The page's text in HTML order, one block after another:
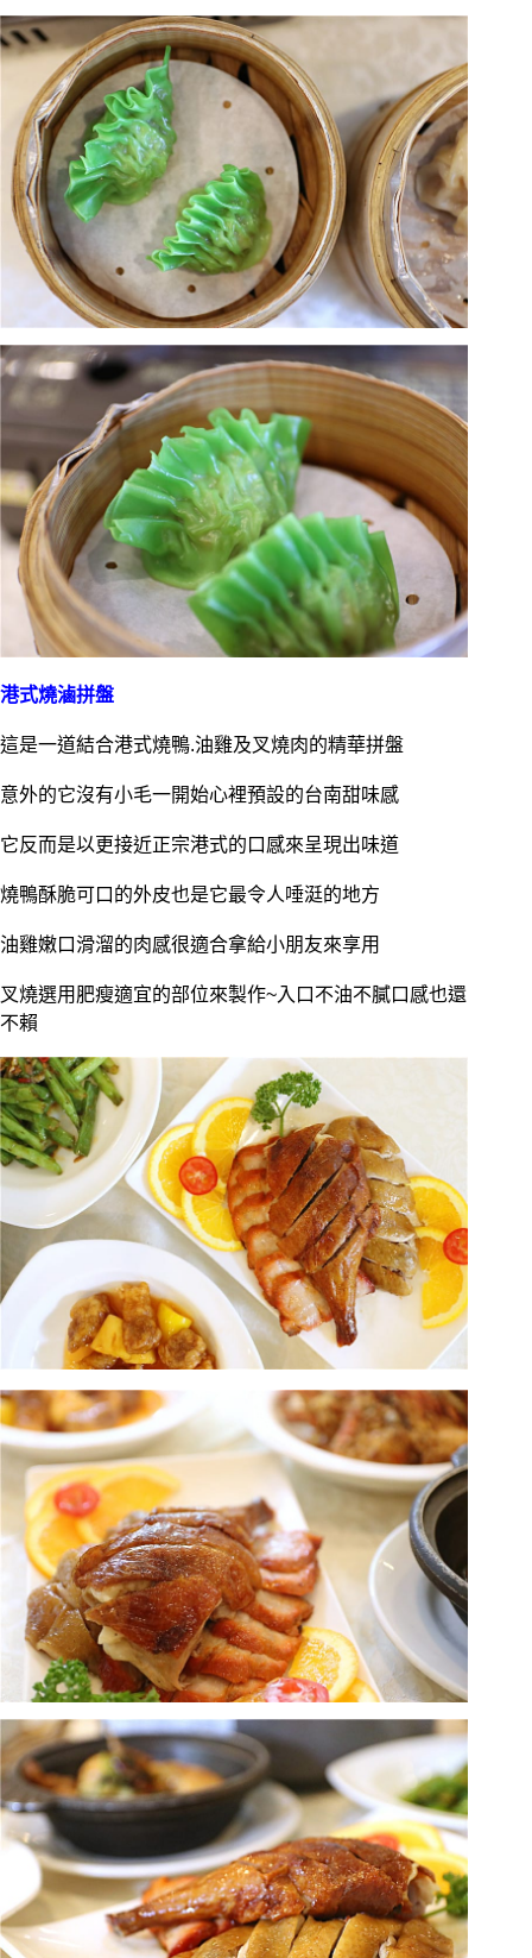
港式燒滷拼盤
這是一道結合港式燒鴨.油雞及叉燒肉的精華拼盤
意外的它沒有小毛一開始心裡預設的台南甜味感
它反而是以更接近正宗港式的口感來呈現出味道
燒鴨酥脆可口的外皮也是它最令人唾涏的地方
油雞嫩口滑溜的肉感很適合拿給小朋友來享用
叉燒選用肥瘦適宜的部位來製作~入口不油不膩口感也還
不賴